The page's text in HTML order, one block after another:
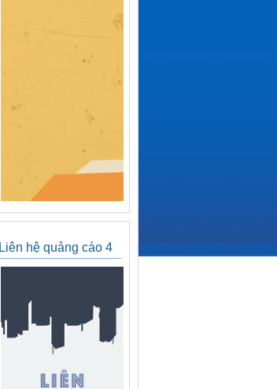
Liên hệ quảng cáo 4